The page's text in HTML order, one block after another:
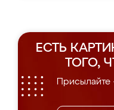
ЕСТЬ
ТОГО,